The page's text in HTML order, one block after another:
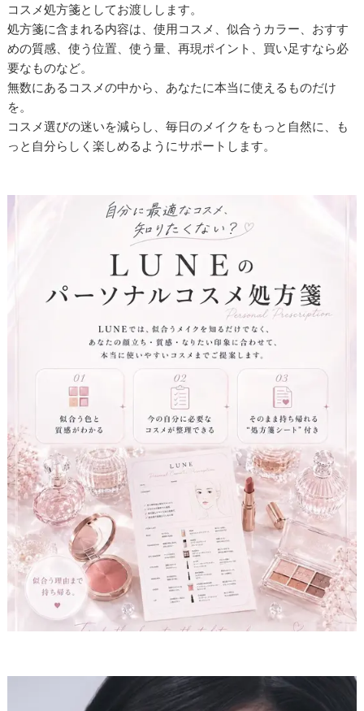
コスメ処方箋としてお渡しします。
処方箋に含まれる内容は、使用コスメ、似合うカラー、おすす
めの質感、使う位置、使う量、再現ポイント、買い足すなら必
要なものなど。
無数にあるコスメの中から、あなたに本当に使えるものだけ
を。
コスメ選びの迷いを減らし、毎日のメイクをもっと自然に、も
っと自分らしく楽しめるようにサポートします。